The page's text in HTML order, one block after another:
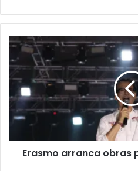
Erasmo arranca obras